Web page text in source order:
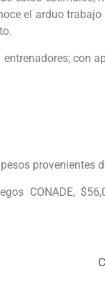
el arduo
con
provenientes
CONADE,